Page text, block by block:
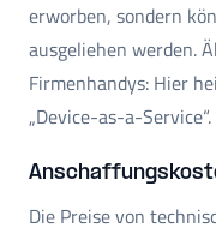
erworben, sondern
ausgeliehen werden.
Firmenhandys: Hier
„Device-as-a-Service“.
Die Preise von